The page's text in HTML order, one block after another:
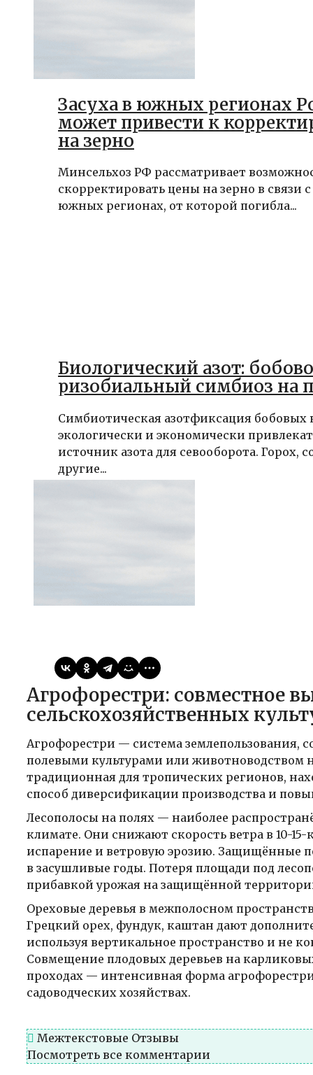
Засуха в южных регионах
может привести к
на зерно
Минсельхоз РФ рассматривает
скорректировать цены на зерно в связи с
южных регионах, от которой погибла...
Биологический азот:
ризобиальный симбиоз на
Симбиотическая азотфиксация бобовых
экологически и экономически
источник азота для севооборота. Горох,
другие...
Агрофорестри: совместное выращивание деревьев и
сельскохозяйственных
Агрофорестри — система землепользования,
полевыми культурами или животноводством
традиционная для тропических регионов,
способ диверсификации производства и
Лесополосы на полях — наиболее
климате. Они снижают скорость ветра в 10-
испарение и ветровую эрозию. Защищённые
в засушливые годы. Потеря площади под
прибавкой урожая на защищённой
Ореховые деревья в межполосном
Грецкий орех, фундук, каштан дают
используя вертикальное пространство и не
Совмещение плодовых деревьев на
проходах — интенсивная форма
садоводческих хозяйствах.
Межтекстовые Отзывы
Посмотреть все комментарии